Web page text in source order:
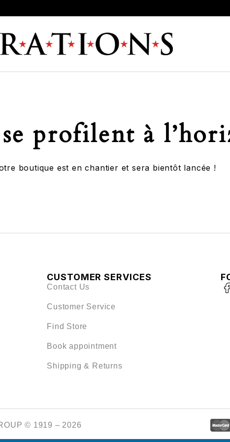
profilent à
boutique est en chantier et sera bientôt lancée !
CUSTOMER SERVICES
Contact Us
Customer Service
Find Store
Book appointment
Shipping & Returns
© 1919 – 2026